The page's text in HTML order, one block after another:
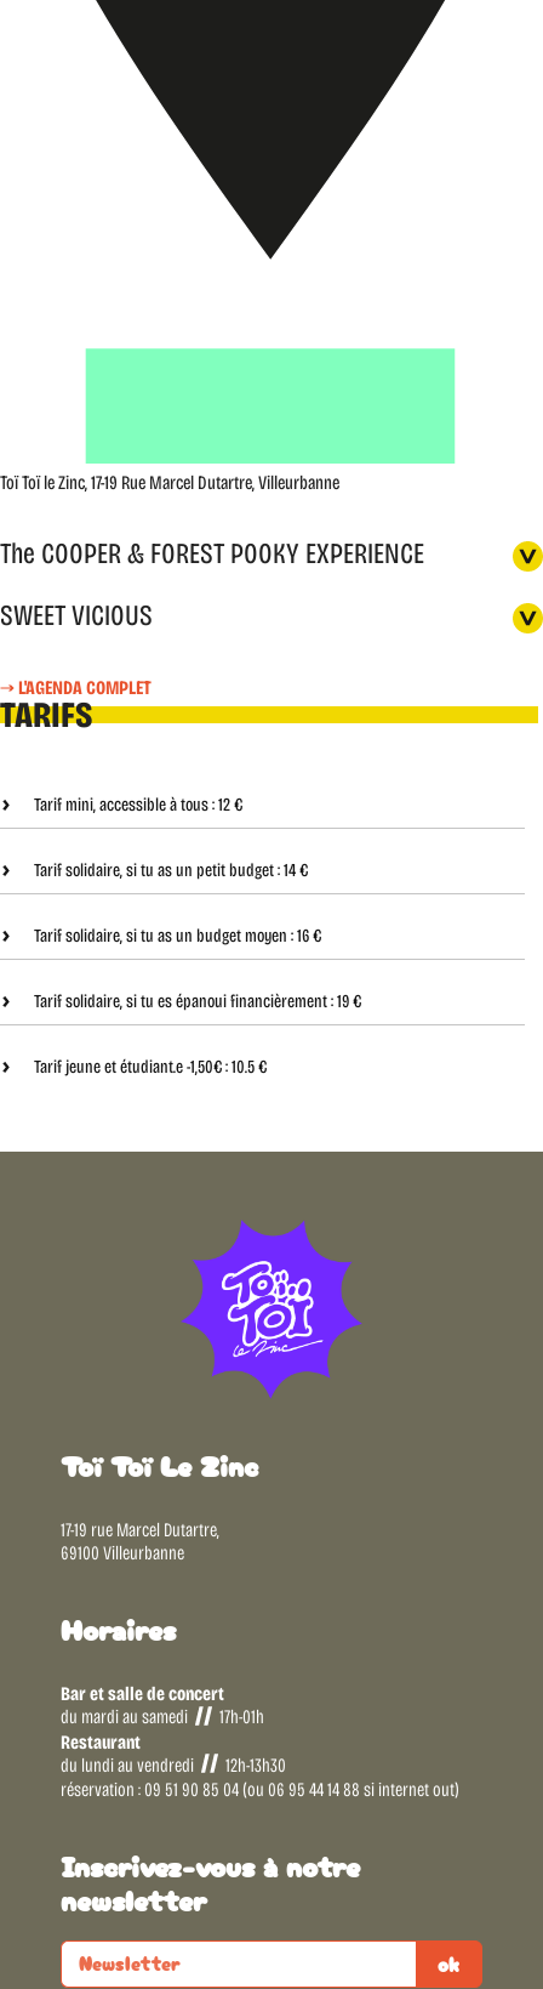
Toï Toï le Zinc, 17-19 Rue Marcel Dutartre, Villeurbanne
The COOPER & FOREST POOKY EXPERIENCE
SWEET VICIOUS
L'AGENDA COMPLET
TARIFS
Tarif mini, accessible à tous :12 €
Tarif solidaire, si tu as un petit budget :14 €
Tarif solidaire, si tu as un budget moyen :16 €
Tarif solidaire, si tu es épanoui financièrement :19 €
Tarif jeune et étudiant.e -1,50€ :10.5 €
Toï Toï Le Zinc
17-19 rue Marcel Dutartre,
69100 Villeurbanne
Horaires
Bar et salle de concert
du mardi au samedi
17h-01h
Restaurant
du lundi au vendredi
12h-13h30
réservation : 09 51 90 85 04 (ou 06 95 44 14 88 si internet out)
Inscrivez-vous à notre
newsletter